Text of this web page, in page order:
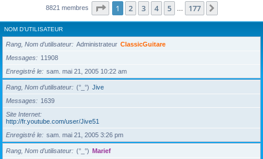
8821 membres Page 1sur177
1 2 3 4 5 177
NOM D’UTILISATEUR
Rang, Nom d’utilisateur Administrateur ClassicGuitare
Messages
11908
Enregistré le
sam. mai 21, 2005 10:22 am
Rang, Nom d’utilisateur (°_°) Jive
Messages
1639
Site Internet
http://fr.youtube.com/user/Jive51
Enregistré le
sam. mai 21, 2005 3:26 pm
Rang, Nom d’utilisateur (°_°) Marief